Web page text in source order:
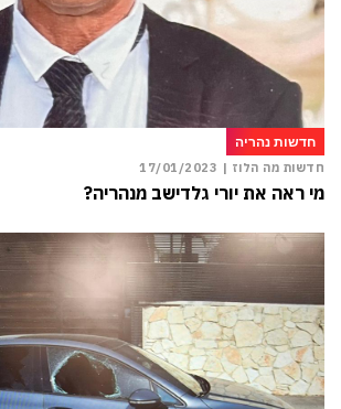
חדשות נהריה
חדשות מה הלוז | 17/01/2023
מי ראה את יורי גלדישב מנהריה?